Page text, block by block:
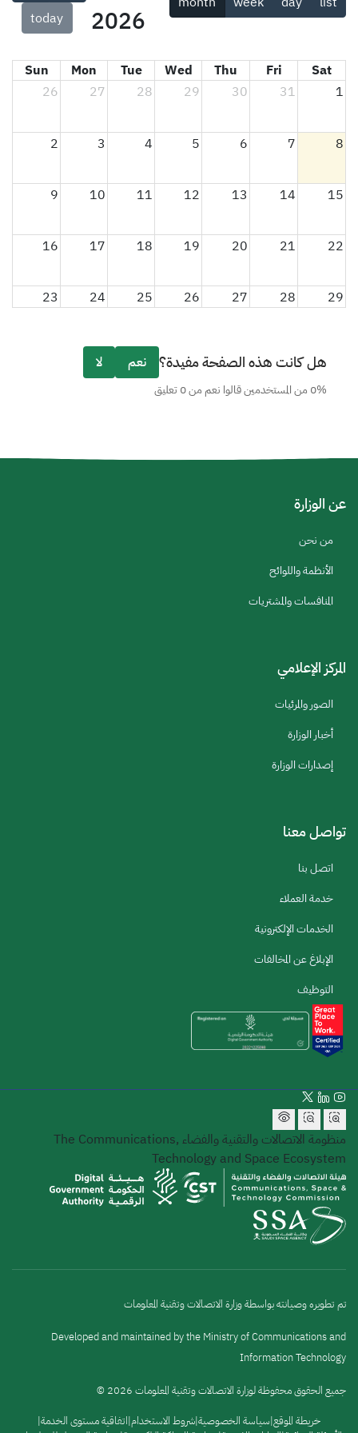
today
2026
Sun Mon Tue Wed Thu Fri
Sat
26
27 28 29 30 31 1
2 3 4 5 6 7 8
9 10 11 12 13 14 15
16 17 18 19 20 21 22
23 24 25 26 27 28 29
31 1
06:51 am
LEAP 26
مؤتمر ليب 26
هل كانت هذه الصفحة مفيدة؟ نعم لا
0% من المستخدمين قالوا نعم من 0 تعليق
عن الوزارة
من نحن
الأنظمة واللوائح
المنافسات والمشتريات
المركز الإعلامي
الصور والمرئيات
أخبار الوزارة
إصدارات الوزارة
تواصل معنا
اتصل بنا
خدمة العملاء
الخدمات الإلكترونية
الإبلاغ عن المخالفات
التوظيف
منظومة الاتصالات والتقنية والفضاء The Communications,
Technology and Space Ecosystem
تم تطويره وصيانته بواسطة وزارة الاتصالات وتقنية المعلومات
Developed and maintained by the Ministry of Communications and
Information Technology
جميع الحقوق محفوظة لوزارة الاتصالات وتقنية المعلومات 2026 ©
خريطة الموقع سياسة الخصوصية شروط الاستخدام اتفاقية مستوى الخدمة